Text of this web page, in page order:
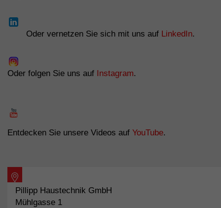
Oder vernetzen Sie sich mit uns auf LinkedIn.
Oder folgen Sie uns auf Instagram.
Entdecken Sie unsere Videos auf YouTube.
Pillipp Haustechnik GmbH
Mühlgasse 1